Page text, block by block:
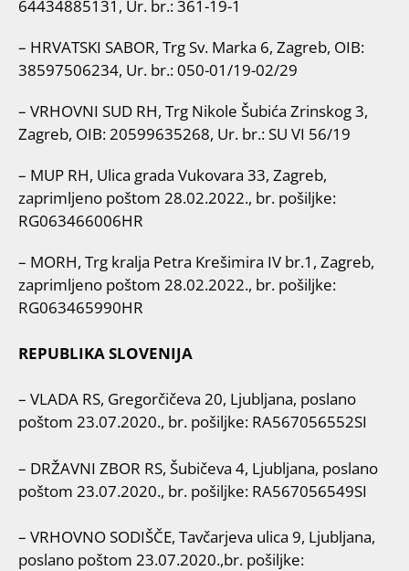
64434885131, Ur. br.: 361-19-1
– HRVATSKI SABOR, Trg Sv. Marka 6, Zagreb, OIB:
38597506234, Ur. br.: 050-01/19-02/29
– VRHOVNI SUD RH, Trg Nikole Šubića Zrinskog 3,
Zagreb, OIB: 20599635268, Ur. br.: SU VI 56/19
– MUP RH, Ulica grada Vukovara 33, Zagreb,
zaprimljeno poštom 28.02.2022., br. pošiljke:
RG063466006HR
– MORH, Trg kralja Petra Krešimira IV br.1, Zagreb,
zaprimljeno poštom 28.02.2022., br. pošiljke:
RG063465990HR
REPUBLIKA SLOVENIJA
– VLADA RS, Gregorčičeva 20, Ljubljana, poslano
poštom 23.07.2020., br. pošiljke: RA567056552SI
– DRŽAVNI ZBOR RS, Šubičeva 4, Ljubljana, poslano
poštom 23.07.2020., br. pošiljke: RA567056549SI
– VRHOVNO SODIŠČE, Tavčarjeva ulica 9, Ljubljana,
poslano poštom 23.07.2020.,br. pošiljke: